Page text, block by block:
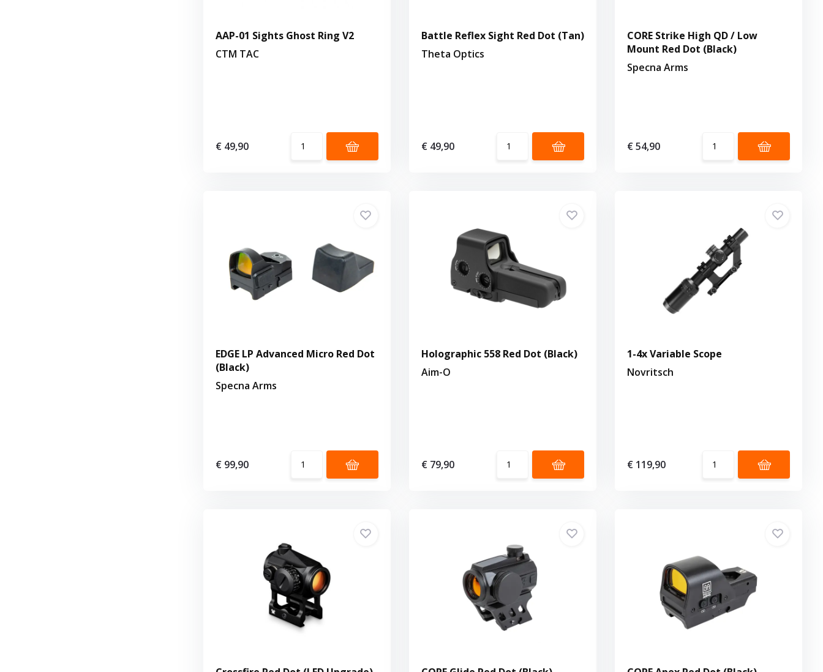
AAP-01 Sights Ghost Ring V2
CTM TAC
€ 49,90
Battle Reflex Sight Red Dot (Tan)
Theta Optics
€ 49,90
CORE Strike High QD / Low
Mount Red Dot (Black)
Specna Arms
€ 54,90
EDGE LP Advanced Micro Red Dot
(Black)
Specna Arms
€ 99,90
Holographic 558 Red Dot (Black)
Aim-O
€ 79,90
1-4x Variable Scope
Novritsch
€ 119,90